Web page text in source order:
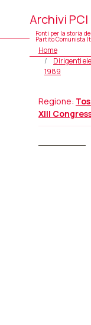
Archivi PCI
Fonti per la storia del
Partito Comunista
Home
Dirigenti
1989
Regione:
XIII